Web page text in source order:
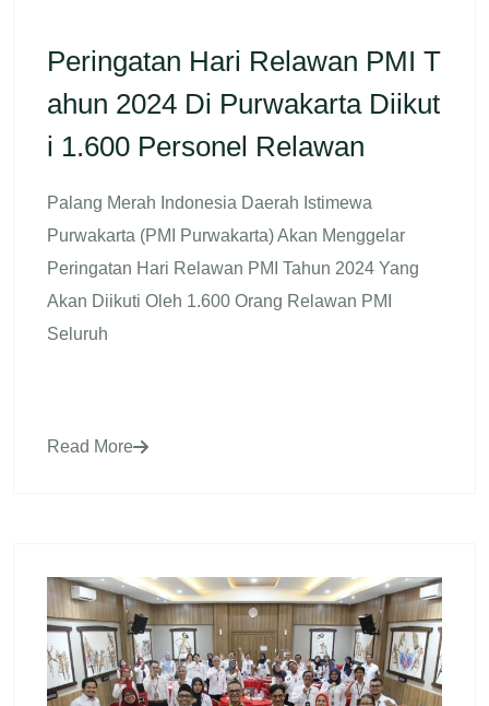
Peringatan Hari Relawan PMI T
Ahun 2024 Di Purwakarta Diikut
I 1.600 Personel Relawan
Palang Merah Indonesia Daerah Istimewa
Purwakarta (PMI Purwakarta) Akan Menggelar
Peringatan Hari Relawan PMI Tahun 2024 Yang
Akan Diikuti Oleh 1.600 Orang Relawan PMI
Seluruh
Read More